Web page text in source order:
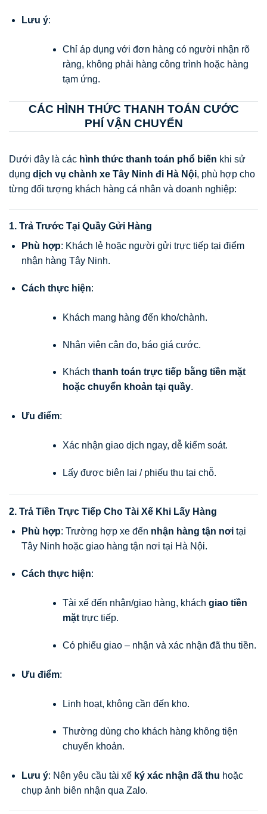
Lưu ý:
Chỉ áp dụng với đơn hàng có người nhận rõ
ràng, không phải hàng công trình hoặc hàng
tạm ứng.
CÁC HÌNH THỨC THANH TOÁN CƯỚC
PHÍ VẬN CHUYỂN
Dưới đây là các hình thức thanh toán phổ biến khi sử
dụng dịch vụ chành xe Tây Ninh đi Hà Nội, phù hợp cho
từng đối tượng khách hàng cá nhân và doanh nghiệp:
1. Trả Trước Tại Quầy Gửi Hàng
Phù hợp: Khách lẻ hoặc người gửi trực tiếp tại điểm
nhận hàng Tây Ninh.
Cách thực hiện:
Khách mang hàng đến kho/chành.
Nhân viên cân đo, báo giá cước.
Khách thanh toán trực tiếp bằng tiền mặt
hoặc chuyển khoản tại quầy.
Ưu điểm:
Xác nhận giao dịch ngay, dễ kiểm soát.
Lấy được biên lai / phiếu thu tại chỗ.
2. Trả Tiền Trực Tiếp Cho Tài Xế Khi Lấy Hàng
Phù hợp: Trường hợp xe đến nhận hàng tận nơitại
Tây Ninh hoặc giao hàng tận nơi tại Hà Nội.
Cách thực hiện:
Tài xế đến nhận/giao hàng, khách giao tiền
mặttrực tiếp.
Có phiếu giao – nhận và xác nhận đã thu tiền.
Ưu điểm:
Linh hoạt, không cần đến kho.
Thường dùng cho khách hàng không tiện
chuyển khoản.
Lưu ý: Nên yêu cầu tài xế ký xác nhận đã thu hoặc
chụp ảnh biên nhận qua Zalo.